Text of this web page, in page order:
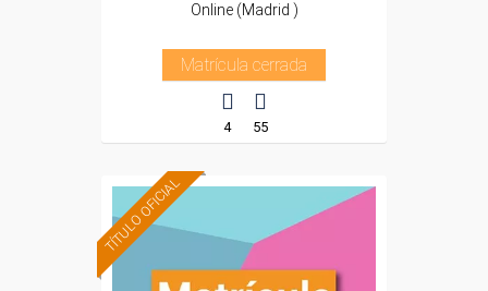
Online (Madrid )
Matrícula cerrada
4 55
TÍTULO OFICIAL